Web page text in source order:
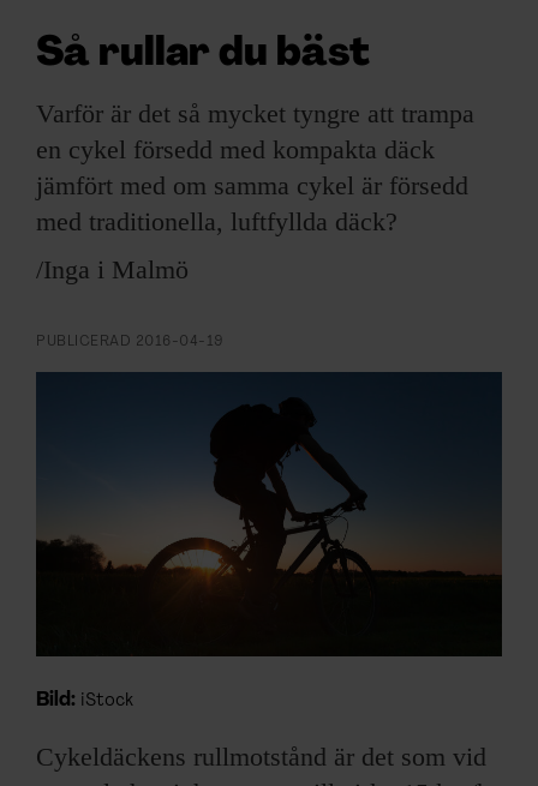
ARKIV & E-TIDNING
LYSSNA/PODD
EVENEMANG & RESOR
SHOP
PRENUMERERA PÅ F&F
Så rullar du bäst
Varför är det så mycket tyngre att trampa
en cykel försedd med kompakta däck
jämfört med om samma cykel är försedd
med traditionella, luftfyllda däck?
/Inga i Malmö
PUBLICERAD 2016-04-19
Bild: iStock
Cykeldäckens rullmotstånd är det som vid